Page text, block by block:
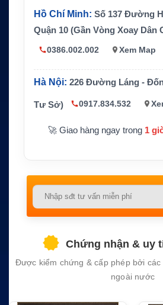
Pin Pin lithium-ion sạc
pin
ờ ở chế độ
Khả năng c
hống nước
Tính năng
quan trọng
Nhắn tin hai chiều,
are, BirdsEye,
Hồ Chí Minh: Số 137 Đường
Quận 10 (Gần Vòng Xoay Dân
0386.002.002 Xem Map
Hà Nội: 226 Đường Láng -
Tư Sở) 0917.834.532
🚀 Giao hàng ngay trong 1
Chứng nhận & uy
Được kiểm chứng & cấp phép bởi
ngoài nước